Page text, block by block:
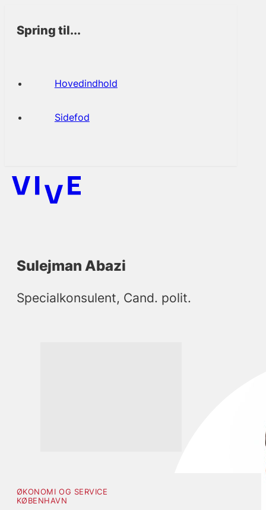
Spring til...
Hovedindhold
Sidefod
Sulejman Abazi
Specialkonsulent, Cand. polit.
ØKONOMI OG SERVICE
KØBENHAVN